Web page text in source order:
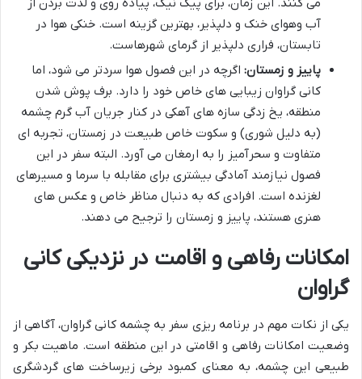
آب وهوای خنک و دلپذیر، بهترین گزینه است. خنکی هوا در
تابستان، فراری دلپذیر از گرمای شهرهاست.
پاییز و زمستان: اگرچه در این فصول هوا سردتر می شود، اما
کانی گراوان زیبایی های خاص خود را دارد. برف پوش شدن
منطقه، یخ زدگی سازه های آهکی در کنار جریان آب گرم چشمه
(به دلیل شوری) و سکوت خاص طبیعت در زمستان، تجربه ای
متفاوت و سحرآمیز را به ارمغان می آورد. البته سفر در این
فصول نیازمند آمادگی بیشتری برای مقابله با سرما و مسیرهای
لغزنده است. افرادی که به دنبال مناظر خاص و عکس های
هنری هستند، پاییز و زمستان را ترجیح می دهند.
امکانات رفاهی و اقامت در نزدیکی کانی
گراوان
یکی از نکات مهم در برنامه ریزی سفر به چشمه کانی گراوان، آگاهی از
وضعیت امکانات رفاهی و اقامتی در این منطقه است. ماهیت بکر و
طبیعی این چشمه، به معنای کمبود برخی زیرساخت های گردشگری